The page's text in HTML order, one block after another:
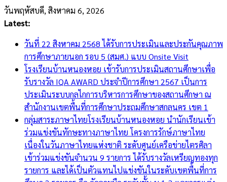
Skip
to
วันพฤหัสบดี, สิงหาคม 6, 2026
Latest:
วันที่ 22 สิงหาคม 2568 ได้รับการประเมินและประกันคุณภาพ
การศึกษาภายนอก รอบ 5 (สมศ.) แบบ Onsite Visit
โรงเรียนบ้านหนองหอย เข้ารับการประเมินสถานศึกษาเพื่อ
รับรางวัล IQA AWARD ประจำปีการศึกษา 2567 เป็นการ
ประเมินระบบกลไกการบริหารการศึกษาของสถานศึกษา ณ
สำนักงานเขตพื้นที่การศึกษาประถมศึกษาสกลนคร เขต 1
กลุ่มสาระภาษาไทยโรงเรียนบ้านหนองหอย นำนักเรียนเข้า
ร่วมแข่งขันทักษะทางภาษาไทย โครงการรักษ์ภาษาไทย
เนื่องในวันภาษาไทยแห่งชาติ ระดับศูนย์เครือข่ายไตรศิลา
เข้าร่วมแข่งขันจำนวน 9 รายการ ได้รับรางวัลเหรียญทองทุก
รายการ และได้เป็นตัวแทนไปแข่งขันในระดับเขตพื้นที่การ